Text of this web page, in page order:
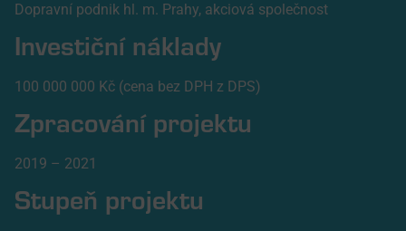
Dopravní podnik hl. m. Prahy, akciová společnost
Investiční náklady
100 000 000 Kč (cena bez DPH z DPS)
Zpracování projektu
2019 – 2021
Stupeň projektu